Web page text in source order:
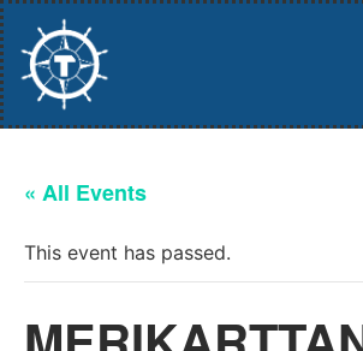
« All Events
This event has passed.